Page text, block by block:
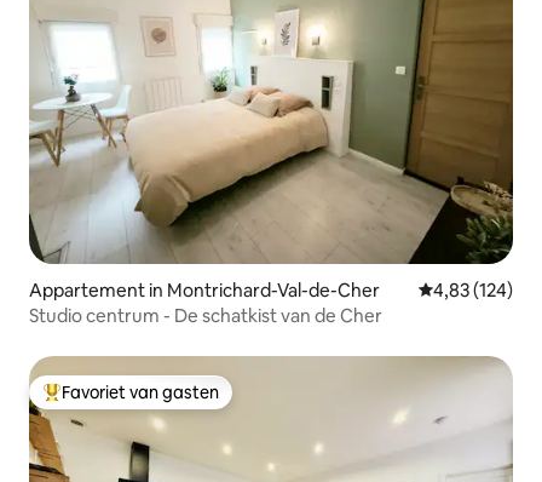
Appartement in Montrichard-Val-de-Cher Gemiddelde
4,83 (124)
Studio centrum - De schatkist van de Cher
Topfavoriet van gasten
Favoriet van gasten